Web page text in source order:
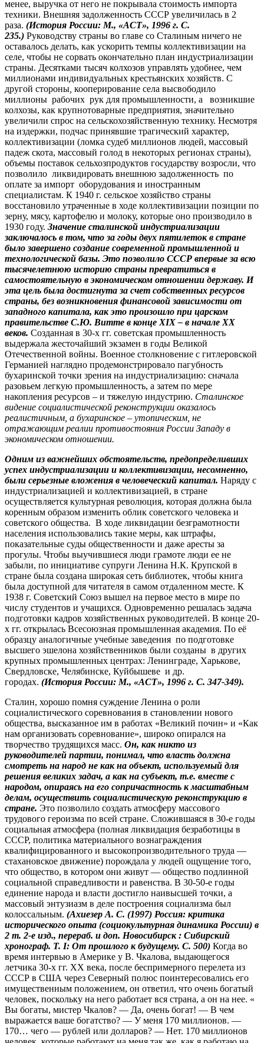
менее, выручка от него не покрывала стоимость импорта
техники. Внешняя задолженность СССР увеличилась в 2
раза. (История России: М., «АСТ», 1996 г. С.
235.) Руководству страны во главе со Сталиным ничего не
оставалось делать, как ускорить темпы коллективизации на
селе, чтобы не сорвать окончательно план индустриализации
страны. Десятками тысяч колхозов управлять удобнее, чем
миллионами индивидуальных крестьянских хозяйств. С
другой стороны кооперирование села высвободило
миллионы рабочих рук для промышленности, а возникшие
колхозы, как крупнотоварные предприятия, значительно
увеличили спрос на сельскохозяйственную технику. Несмотря
на издержки, подчас принявшие трагический характер,
коллективизации (ломка судеб миллионов людей, массовый
падеж скота, массовый голод в некоторых регионах страны),
объемы поставок сельхозпродуктов государству возросли, что
позволило ликвидировать внешнюю задолженность по
оплате за импорт оборудования и иностранным
специалистам. К 1940 г. сельское хозяйство страны
восстановило утраченные в ходе коллективизации позиции по
зерну, мясу, картофелю и молоку, которые оно производило в
1930 году. Значение сталинской индустриализации
заключалось в том, что за годы двух пятилеток в стране
было завершено создание современной промышленной и
технологической базы. Это позволило СССР впервые за всю
тысячелетнюю историю страны превратиться в
самостоятельную в экономическом отношении державу. И
эта цель была достигнута за счет собственных ресурсов
страны, без возникновения финансовой зависимости от
западного капитала, как это произошло при царском
правительстве С.Ю. Витте в конце ХIХ – в начале ХХ
веков. Созданная в 30-х гг. советская промышленность
выдержала жесточайший экзамен в годы Великой
Отечественной войны. Военное столкновение с гитлеровской
Германией наглядно продемонстрировало пагубность
бухаринской точки зрения на индустриализацию: сначала
разовьем легкую промышленность, а затем по мере
накопления ресурсов – и тяжелую индустрию. Сталинское
видение социалистической реконструкции оказалось
реалистичным, а бухаринское – утопическим, не
отражающим реалии противостояния России Западу в
экономическом отношении.
Одним из важнейших обстоятельств, предопределивших
успех индустриализации и коллективизации, несомненно,
были серьезные вложения в человеческий капитал. Наряду с
индустриализацией и коллективизацией, в стране
осуществляется культурная революция, которая должна была
коренным образом изменить облик советского человека и
советского общества. В ходе ликвидации безграмотности
населения использовались такие меры, как штрафы,
показательные суды общественности и даже аресты за
прогулы. Чтобы выучившиеся люди грамоте люди ее не
забыли, по инициативе супруги Ленина Н.К. Крупской в
стране была создана широкая сеть библиотек, чтобы книга
была доступной для читателя в самом отдаленном месте. К
1938 г. Советский Союз вышел на первое место в мире по
числу студентов и учащихся. Одновременно решалась задача
подготовки кадров хозяйственных руководителей. В конце 20-
х гг. открылась Всесоюзная промышленная академия. По её
образцу аналогичные учебные заведения по подготовке
высшего эшелона хозяйственников были созданы в других
крупных промышленных центрах: Ленинграде, Харькове,
Свердловске, Челябинске, Куйбышеве и др.
городах. (История России: М., «АСТ», 1996 г. С. 347-349).
Сталин, хорошо помня суждение Ленина о роли
социалистического соревнования в становлении нового
общества, высказанное им в работах «Великий почин» и «Как
нам организовать соревнование», широко опирался на
творчество трудящихся масс. Он, какникто из
руководителей партии, понимал, что власть должна
смотреть на народ не как на объект, используемый для
решения великих задач, а как на субъект, т.е. вместе с
народом, опираясь на его сопричастность к масштабным
делам, осуществить социалистическую реконструкцию в
стране. Это позволило создать атмосферу массового
трудового героизма по всей стране. Сложившаяся в 30-е годы
социальная атмосфера (полная ликвидация безработицы в
СССР, политика материального вознаграждения
квалифицированного и высокопроизводительного труда —
стахановское движение) порождала у людей ощущение того,
что общество, в котором они живут — общество подлинной
социальной справедливости и равенства. В 30-50-е годы
единение народа и власти достигло наивысшей точки, а
массовый энтузиазм в деле построения социализма был
колоссальным. (Ахиезер А. С. (1997) Россия: критика
исторического опыта (социокультурная динамика России) в
2 т. 2-е изд., перераб. и доп. Новосибирск : Сибирский
хронограф. Т. I: От прошлого к будущему. С. 500) Когда во
время интервью в Америке у В. Чкалова, выдающегося
летчика 30-х гг. ХХ века, после беспримерного перелета из
СССР в США через Северный полюс поинтересовались его
имущественным положением, он ответил, что очень богатый
человек, поскольку на него работает вся страна, а он на нее. «
Вы богаты, мистер Чкалов? — Да, очень богат! — В чем
выражается ваше богатство? — У меня 170 миллионов. —
170… чего — рублей или долларов? — Нет. 170 миллионов